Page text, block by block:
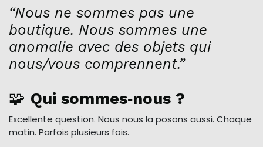
“Nous ne sommes pas une
boutique. Nous sommes une
anomalie avec des objets qui
nous/vous comprennent.”
🧩 Qui sommes‑nous ?
Excellente question. Nous nous la posons aussi. Chaque
matin. Parfois plusieurs fois.